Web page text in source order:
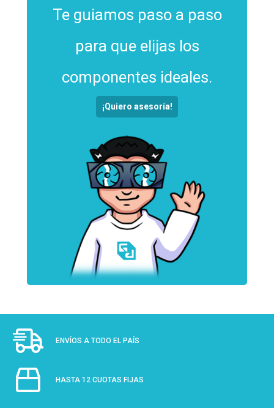
Te guiamos paso a paso
para que elijas los
componentes ideales.
¡Quiero asesoría!
ENVÍOS A TODO EL PAÍS
HASTA 12 CUOTAS FIJAS